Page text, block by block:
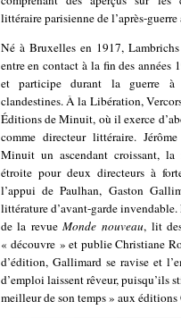
littéraire parisienne de l’après-
Né à Bruxelles en 1917,
entre en contact à la fin des années
et participe durant la guerre à
clandestines. À la Libération,
Éditions de Minuit, où il exerce
comme directeur littéraire.
Minuit un ascendant croissant, la
étroite pour deux directeurs à
l’appui de Paulhan, Gaston
littérature d’avant-garde
de la revueMonde nouveau, lit
« découvre » et publie Christiane
d’édition, Gallimard se ravise et
d’emploi laissent rêveur, puisqu’ils
meilleur de son temps » aux